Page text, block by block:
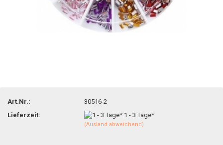
Art.Nr.:
30516-2
Lieferzeit:
1 - 3 Tage*
(Ausland abweichend)